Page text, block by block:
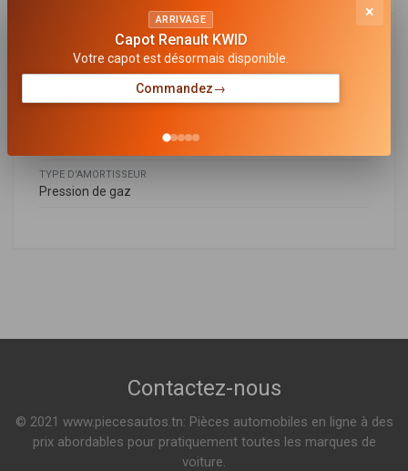
TYPE D'AMORTISSEUR
Pression de gaz
255921G
Amortisseur arriere
Voir plus
Contactez-nous
© 2021 www.piecesautos.tn: Pièces automobiles en ligne à des
prix abordables pour pratiquement toutes les marques de
voiture.
×
ARRIVAGE
Capot Renault KWID
Votre capot est désormais disponible.
Commandez→